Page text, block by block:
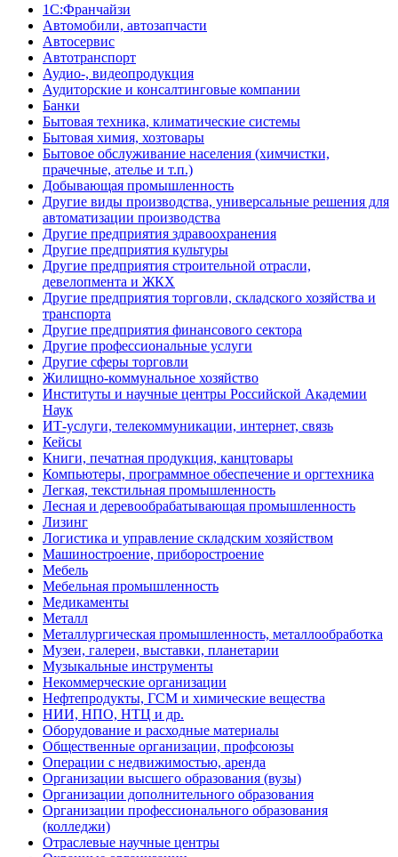
1С:Франчайзи
Автомобили, автозапчасти
Автосервис
Автотранспорт
Аудио-, видеопродукция
Аудиторские и консалтинговые компании
Банки
Бытовая техника, климатические системы
Бытовая химия, хозтовары
Бытовое обслуживание населения (химчистки,
прачечные, ателье и т.п.)
Добывающая промышленность
Другие виды производства, универсальные решения для
автоматизации производства
Другие предприятия здравоохранения
Другие предприятия культуры
Другие предприятия строительной отрасли,
девелопмента и ЖКХ
Другие предприятия торговли, складского хозяйства и
транспорта
Другие предприятия финансового сектора
Другие профессиональные услуги
Другие сферы торговли
Жилищно-коммунальное хозяйство
Институты и научные центры Российской Академии
Наук
ИТ-услуги, телекоммуникации, интернет, связь
Кейсы
Книги, печатная продукция, канцтовары
Компьютеры, программное обеспечение и оргтехника
Легкая, текстильная промышленность
Лесная и деревообрабатывающая промышленность
Лизинг
Логистика и управление складским хозяйством
Машиностроение, приборостроение
Мебель
Мебельная промышленность
Медикаменты
Металл
Металлургическая промышленность, металлообработка
Музеи, галереи, выставки, планетарии
Музыкальные инструменты
Некоммерческие организации
Нефтепродукты, ГСМ и химические вещества
НИИ, НПО, НТЦ и др.
Оборудование и расходные материалы
Общественные организации, профсоюзы
Операции с недвижимостью, аренда
Организации высшего образования (вузы)
Организации дополнительного образования
Организации профессионального образования
(колледжи)
Отраслевые научные центры